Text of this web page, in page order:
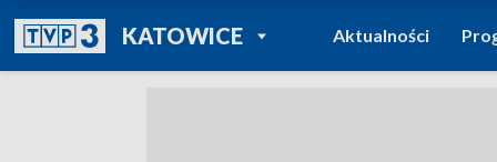
KATOWICEPOWRÓT DO
TVP REGIONY
Aktualności